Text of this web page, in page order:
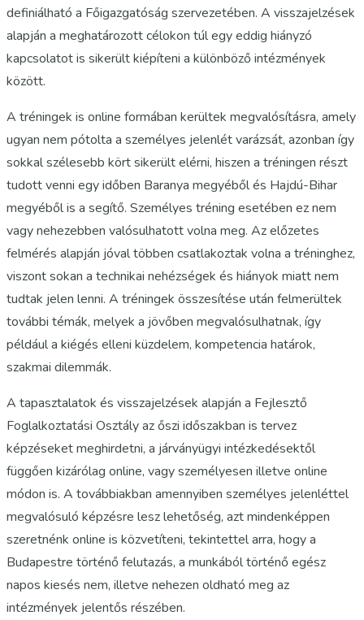
definiálható a Főigazgatóság szervezetében. A visszajelzések
alapján a meghatározott célokon túl egy eddig hiányzó
kapcsolatot is sikerült kiépíteni a különböző intézmények
között.
A tréningek is online formában kerültek megvalósításra, amely
ugyan nem pótolta a személyes jelenlét varázsát, azonban így
sokkal szélesebb kört sikerült elérni, hiszen a tréningen részt
tudott venni egy időben Baranya megyéből és Hajdú-Bihar
megyéből is a segítő. Személyes tréning esetében ez nem
vagy nehezebben valósulhatott volna meg. Az előzetes
felmérés alapján jóval többen csatlakoztak volna a tréninghez,
viszont sokan a technikai nehézségek és hiányok miatt nem
tudtak jelen lenni. A tréningek összesítése után felmerültek
további témák, melyek a jövőben megvalósulhatnak, így
például a kiégés elleni küzdelem, kompetencia határok,
szakmai dilemmák.
A tapasztalatok és visszajelzések alapján a Fejlesztő
Foglalkoztatási Osztály az őszi időszakban is tervez
képzéseket meghirdetni, a járványügyi intézkedésektől
függően kizárólag online, vagy személyesen illetve online
módon is. A továbbiakban amennyiben személyes jelenléttel
megvalósuló képzésre lesz lehetőség, azt mindenképpen
szeretnénk online is közvetíteni, tekintettel arra, hogy a
Budapestre történő felutazás, a munkából történő egész
napos kiesés nem, illetve nehezen oldható meg az
intézmények jelentős részében.